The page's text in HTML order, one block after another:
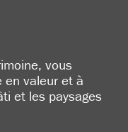
vous
en valeur et à
et les paysages